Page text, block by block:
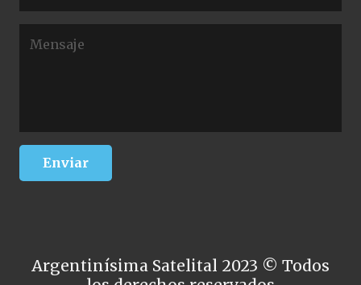
Argentinísima Satelital 2023 © Todos